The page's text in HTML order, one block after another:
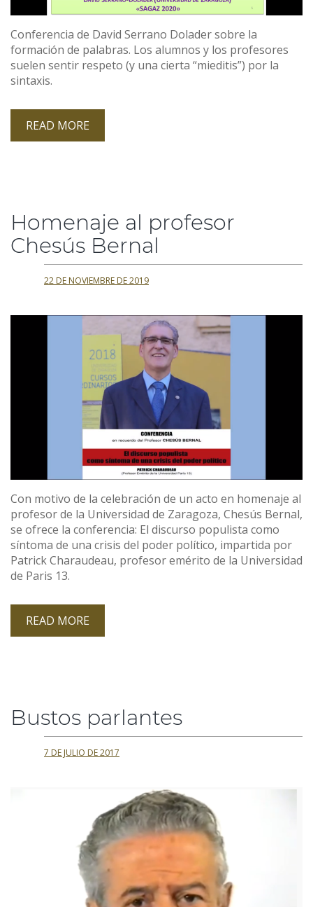
Conferencia de David Serrano Dolader sobre la
formación de palabras. Los alumnos y los profesores
suelen sentir respeto (y una cierta “mieditis”) por la
sintaxis.
READ MORE
Homenaje al profesor
Chesús Bernal
22 DE NOVIEMBRE DE 2019
Con motivo de la celebración de un acto en homenaje al
profesor de la Universidad de Zaragoza, Chesús Bernal,
se ofrece la conferencia: El discurso populista como
síntoma de una crisis del poder político, impartida por
Patrick Charaudeau, profesor emérito de la Universidad
de Paris 13.
READ MORE
Bustos parlantes
7 DE JULIO DE 2017